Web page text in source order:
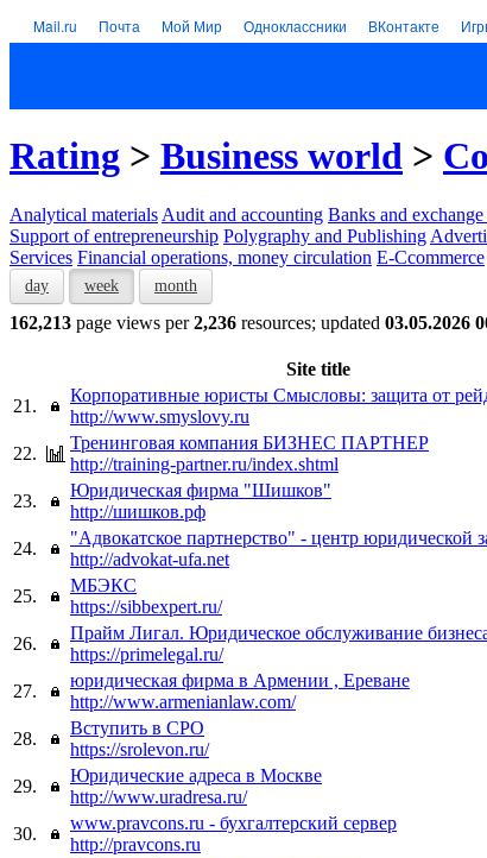
Mail.ru Почта Мой Мир Одноклассники ВКонтакте
Rating > Business world >
Analytical materials Audit and accounting Banks and
Support of entrepreneurship Polygraphy and Publishing
Services Financial operations, money circulation E-Ccommerce
day week month
162,213 page views per2,236 resources; updated 03.05.2026
Site title
21.
Корпоративные юристы Смысловы: защита от
http://www.smyslovy.ru
22.
Тренинговая компания БИЗНЕС ПАРТНЕР
http://training-partner.ru/index.shtml
23.
Юридическая фирма "Шишков"
http://шишков.рф
24.
"Адвокатское партнерство" - центр юридической
http://advokat-ufa.net
25.
МБЭКС
https://sibbexpert.ru/
26.
Прайм Лигал. Юридическое обслуживание
https://primelegal.ru/
27.
юридическая фирма в Армении , Ереване
http://www.armenianlaw.com/
28.
Вступить в СРО
https://srolevon.ru/
29.
Юридические адреса в Москве
http://www.uradresa.ru/
30.
www.pravcons.ru - бухгалтерский сервер
http://pravcons.ru